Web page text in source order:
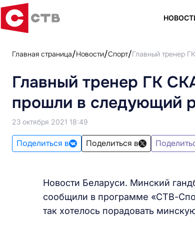
Главная страница Новости Спорт Главный тренер
Главный тренер ГК
прошли в следующий
23 октября 2021 18:49
Поделиться в Поделиться в
Новости Беларуси. Минский
сообщили в программе «СТВ-
так хотелось порадовать